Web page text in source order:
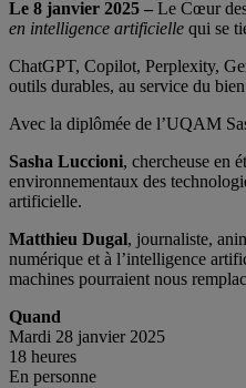
Le 8 janvier 2025 – Le Cœur
en intelligence artificielle qui se
ChatGPT, Copilot, Perplexity,
outils durables, au service du
Avec la diplômée de l’UQAM
Sasha Luccioni, chercheuse en
environnementaux des
artificielle.
Matthieu Dugal, journaliste,
numérique et à l’intelligence
machines pourraient nous
Quand
Mardi 28 janvier 2025
18 heures
En personne